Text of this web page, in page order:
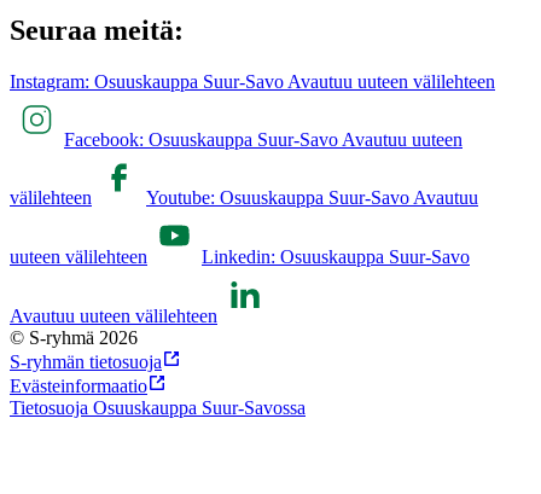
Seuraa meitä:
Instagram: Osuuskauppa Suur-Savo Avautuu uuteen välilehteen
Facebook: Osuuskauppa Suur-Savo Avautuu uuteen
välilehteen Youtube: Osuuskauppa Suur-Savo Avautuu
uuteen välilehteen Linkedin: Osuuskauppa Suur-Savo
Avautuu uuteen välilehteen
© S-ryhmä 2026
S-ryhmän tietosuoja
Evästeinformaatio
Tietosuoja Osuuskauppa Suur-Savossa